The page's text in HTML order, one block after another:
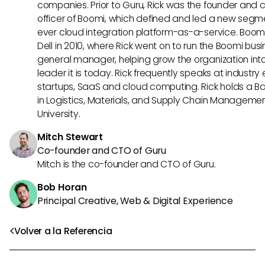
Volver a la Referencia
companies. Prior to Guru, Rick was the founder and
officer of Boomi, which defined and led a new
ever cloud integration platform-as-a-service.
Dell in 2010, where Rick went on to run the Boomi
general manager, helping grow the organization
leader it is today. Rick frequently speaks at
startups, SaaS and cloud computing. Rick holds a
in Logistics, Materials, and Supply Chain
University.
Mitch Stewart
Co-founder and CTO of Guru
Mitch is the co-founder and CTO of Guru.
Bob Horan
Principal Creative, Web & Digital Experience